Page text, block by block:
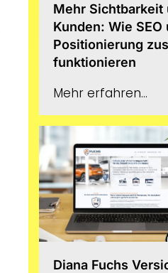
Mehr Sichtbarkeit
Kunden: Wie SEO
Positionierung
funktionieren
Mehr erfahren...
Diana Fuchs